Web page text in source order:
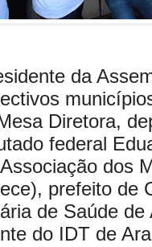
da
Diretora,
federal
dos
prefeito de
de Saúde
do IDT de